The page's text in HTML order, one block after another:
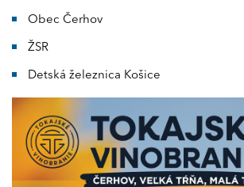
Obec Čerhov
ŽSR
Detská železnica Košice